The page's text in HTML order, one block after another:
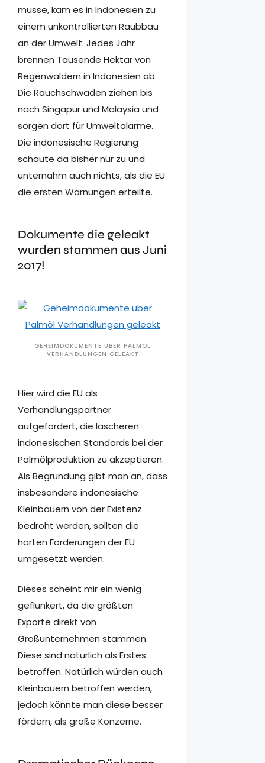
müsse, kam es in Indonesien zu
einem unkontrollierten Raubbau
an der Umwelt. Jedes Jahr
brennen Tausende Hektar von
Regenwäldern in Indonesien ab.
Die Rauchschwaden ziehen bis
nach Singapur und Malaysia und
sorgen dort für Umweltalarme.
Die indonesische Regierung
schaute da bisher nur zu und
unternahm auch nichts, als die EU
die ersten Warnungen erteilte.
Dokumente die geleakt
wurden stammen aus Juni
2017!
GEHEIMDOKUMENTE ÜBER PALMÖL
VERHANDLUNGEN GELEAKT
Hier wird die EU als
Verhandlungspartner
aufgefordert, die lascheren
indonesischen Standards bei der
Palmölproduktion zu akzeptieren.
Als Begründung gibt man an, dass
insbesondere indonesische
Kleinbauern von der Existenz
bedroht werden, sollten die
harten Forderungen der EU
umgesetzt werden.
Dieses scheint mir ein wenig
geflunkert, da die größten
Exporte direkt von
Großunternehmen stammen.
Diese sind natürlich als Erstes
betroffen. Natürlich würden auch
Kleinbauern betroffen werden,
jedoch könnte man diese besser
fördern, als große Konzerne.